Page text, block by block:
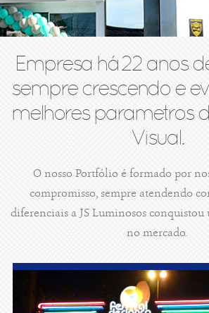
Empresa há 22 anos
sempre crescendo e
melhores parametros
Visual.
O nosso Portfólio é formado por
compromisso, sempre atendendo
diferenciais a JS Luminosos
no mercado.